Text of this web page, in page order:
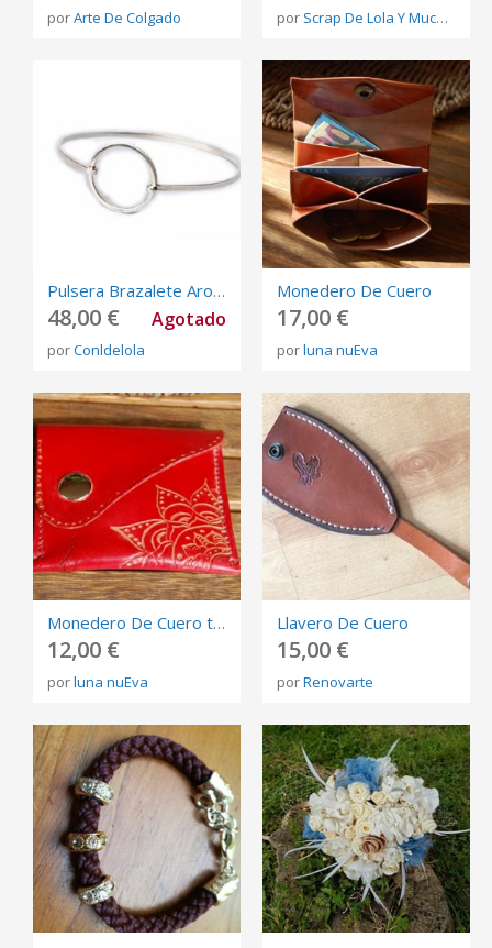
porArte De Colgado por Scrap De Lola Y Mucho Más
Pulsera Brazalete Aro Rígido. Plata De Ley.
48,00 € Agotado
porConldelola
Monedero De Cuero
17,00 €
porluna nuEva
Monedero De Cuero teñido en rojo
12,00 €
porluna nuEva
Llavero De Cuero
15,00 €
porRenovarte